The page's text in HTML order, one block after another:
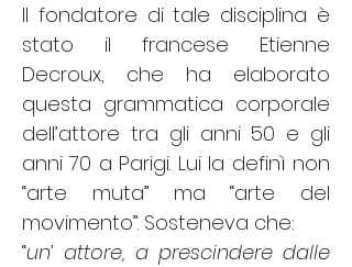
Il fondatore di tale disciplina è
stato il francese Etienne
Decroux, che ha elaborato
questa grammatica corporale
dell’attore tra gli anni 50 e gli
anni 70 a Parigi. Lui la definì non
“arte muta” ma “arte del
movimento”. Sosteneva che:
“un’ attore, a prescindere dalle